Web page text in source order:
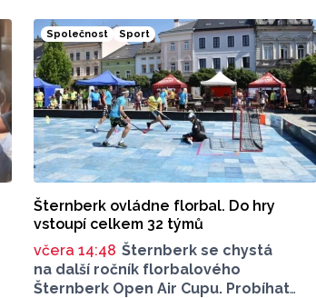
pivovaru. Materiál vyrobila a převezla
olomoucká firma PROJECT MALT,
která dokázala v úterý 4. srpna
úspěšně převézt z Olomouce v pořadí
již čtvrtá masivní vlna přepravy
nadměrných nákladů snerezovými
náduvníky.
Společnost Sport
Šternberk ovládne florbal. Do hry
vstoupí celkem 32 týmů
včera 14:48 Šternberk se chystá
na další ročník florbalového
Šternberk Open Air Cupu. Probíhat